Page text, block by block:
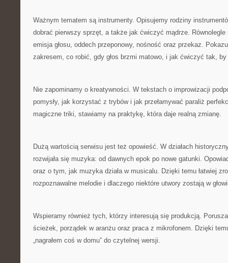
Ważnym tematem są instrumenty. Opisujemy rodziny
dobrać pierwszy sprzęt, a także jak ćwiczyć mądrze.
emisja głosu, oddech przeponowy, nośność oraz przekaz.
zakresem, co robić, gdy głos brzmi matowo, i jak ćwiczyć tak, by
Nie zapominamy o kreatywności. W tekstach o improwizacji
pomysły, jak korzystać z trybów i jak przełamywać paraliż
magiczne triki, stawiamy na praktykę, która daje realną zmianę.
Dużą wartością serwisu jest też opowieść. W działach
rozwijała się muzyka: od dawnych epok po nowe gatunki.
oraz o tym, jak muzyka działa w musicalu. Dzięki temu łatwiej
rozpoznawalne melodie i dlaczego niektóre utwory zostają w
Wspieramy również tych, którzy interesują się produkcją.
ścieżek, porządek w aranżu oraz praca z mikrofonem. Dzięki
„nagrałem coś w domu” do czytelnej wersji.